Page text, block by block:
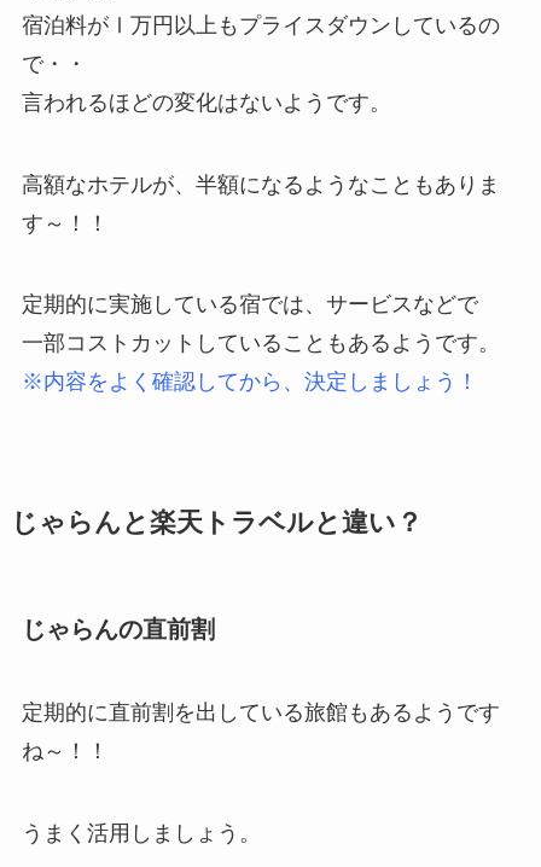
宿泊料がⅠ万円以上もプライスダウンしているの
で・・
言われるほどの変化はないようです。
高額なホテルが、半額になるようなこともありま
す～！！
定期的に実施している宿では、サービスなどで
一部コストカットしていることもあるようです。
※内容をよく確認してから、決定しましょう！
じゃらんと楽天トラベルと違い？
じゃらんの直前割
定期的に直前割を出している旅館もあるようです
ね～！！
うまく活用しましょう。